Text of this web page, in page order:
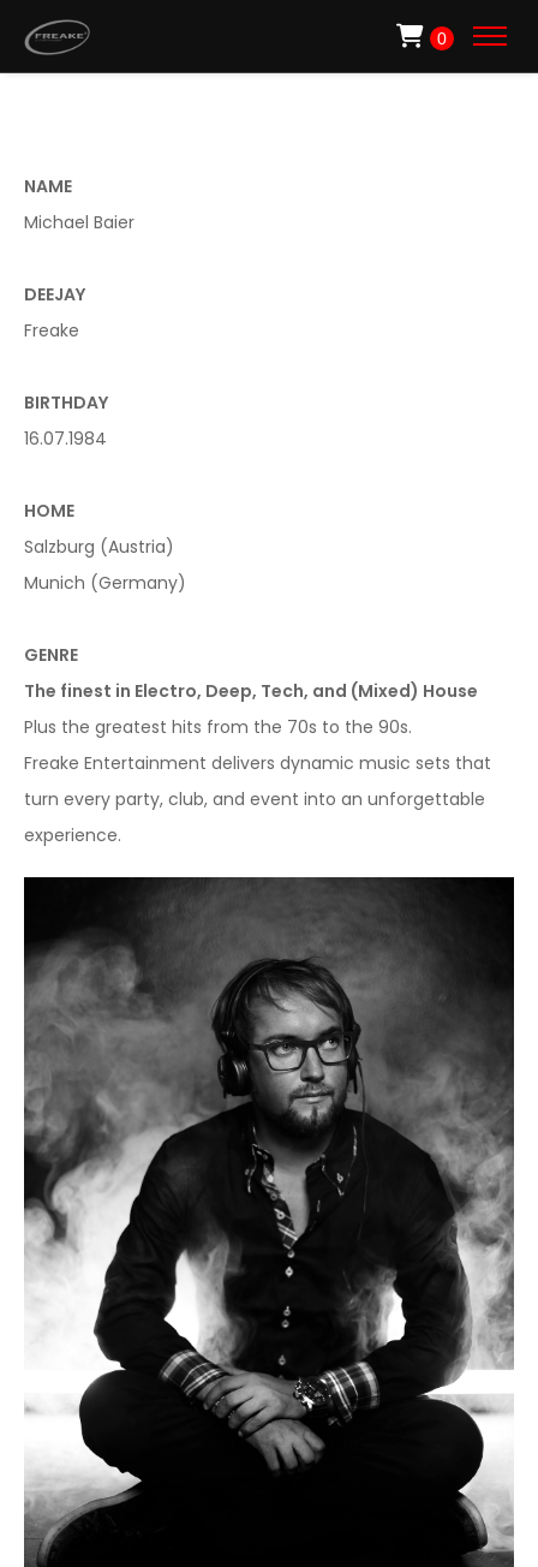
0
NAME
Michael Baier
DEEJAY
Freake
BIRTHDAY
16.07.1984
HOME
Salzburg (Austria)
Munich (Germany)
GENRE
The finest in Electro, Deep, Tech, and (Mixed) House
Plus the greatest hits from the 70s to the 90s.
Freake Entertainment delivers dynamic music sets that
turn every party, club, and event into an unforgettable
experience.